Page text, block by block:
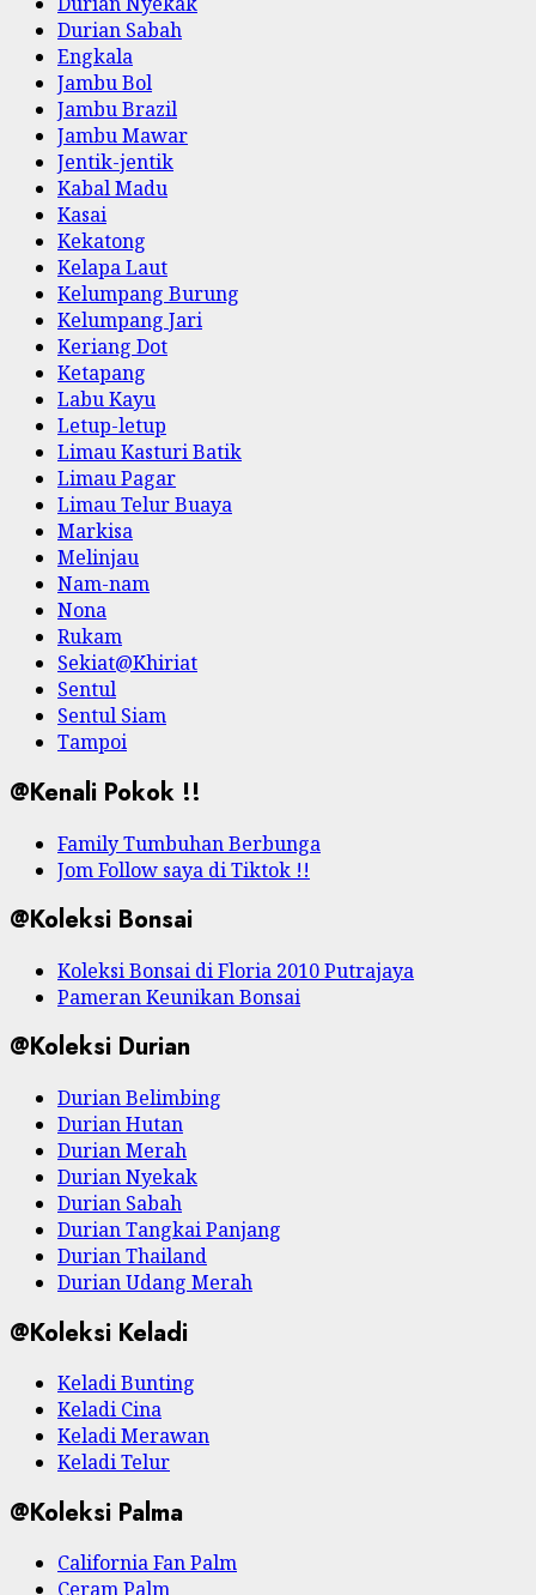
Durian Sabah
Engkala
Jambu Bol
Jambu Brazil
Jambu Mawar
Jentik-jentik
Kabal Madu
Kasai
Kekatong
Kelapa Laut
Kelumpang Burung
Kelumpang Jari
Keriang Dot
Ketapang
Labu Kayu
Letup-letup
Limau Kasturi Batik
Limau Pagar
Limau Telur Buaya
Markisa
Melinjau
Nam-nam
Nona
Rukam
Sekiat@Khiriat
Sentul
Sentul Siam
Tampoi
@Kenali Pokok !!
Family Tumbuhan Berbunga
Jom Follow saya di Tiktok !!
@Koleksi Bonsai
Koleksi Bonsai di Floria 2010 Putrajaya
Pameran Keunikan Bonsai
@Koleksi Durian
Durian Belimbing
Durian Hutan
Durian Merah
Durian Nyekak
Durian Sabah
Durian Tangkai Panjang
Durian Thailand
Durian Udang Merah
@Koleksi Keladi
Keladi Bunting
Keladi Cina
Keladi Merawan
Keladi Telur
@Koleksi Palma
California Fan Palm
Ceram Palm